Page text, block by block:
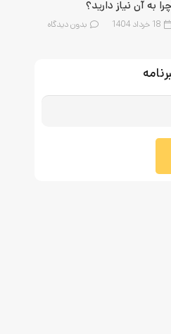
چرا به آن نیاز دارید؟
18 خرداد 1404 بدون دیدگاه